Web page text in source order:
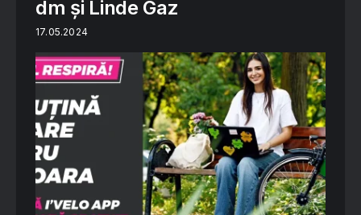
dm și Linde Gaz
17.05.2024